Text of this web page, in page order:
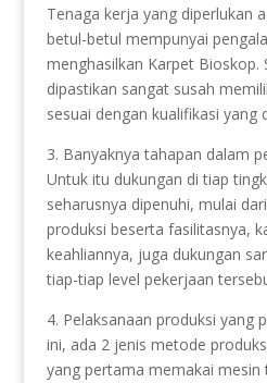
Tenaga kerja yang diperlukan
betul-betul mempunyai
menghasilkan Karpet Bioskop.
dipastikan sangat susah
sesuai dengan kualifikasi yang
3. Banyaknya tahapan dalam
Untuk itu dukungan di tiap
seharusnya dipenuhi, mulai
produksi beserta fasilitasnya,
keahliannya, juga dukungan
tiap-tiap level pekerjaan
4. Pelaksanaan produksi yang
ini, ada 2 jenis metode
yang pertama memakai mesin